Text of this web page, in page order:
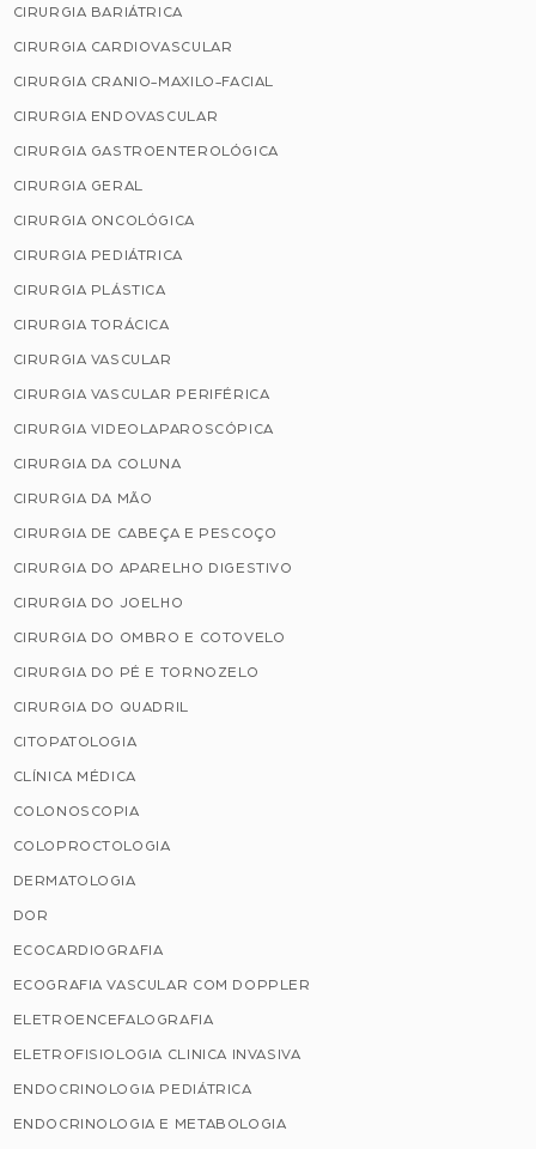
CIRURGIA BARIÁTRICA
CIRURGIA CARDIOVASCULAR
CIRURGIA CRANIO-MAXILO-FACIAL
CIRURGIA ENDOVASCULAR
CIRURGIA GASTROENTEROLÓGICA
CIRURGIA GERAL
CIRURGIA ONCOLÓGICA
CIRURGIA PEDIÁTRICA
CIRURGIA PLÁSTICA
CIRURGIA TORÁCICA
CIRURGIA VASCULAR
CIRURGIA VASCULAR PERIFÉRICA
CIRURGIA VIDEOLAPAROSCÓPICA
CIRURGIA DA COLUNA
CIRURGIA DA MÃO
CIRURGIA DE CABEÇA E PESCOÇO
CIRURGIA DO APARELHO DIGESTIVO
CIRURGIA DO JOELHO
CIRURGIA DO OMBRO E COTOVELO
CIRURGIA DO PÉ E TORNOZELO
CIRURGIA DO QUADRIL
CITOPATOLOGIA
CLÍNICA MÉDICA
COLONOSCOPIA
COLOPROCTOLOGIA
DERMATOLOGIA
DOR
ECOCARDIOGRAFIA
ECOGRAFIA VASCULAR COM DOPPLER
ELETROENCEFALOGRAFIA
ELETROFISIOLOGIA CLINICA INVASIVA
ENDOCRINOLOGIA PEDIÁTRICA
ENDOCRINOLOGIA E METABOLOGIA